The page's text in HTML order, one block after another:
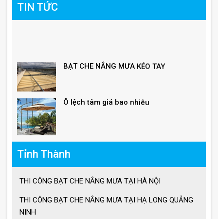
TIN TỨC
Giá ô lệch tâm vuông
Tỉnh Thành
THI CÔNG BẠT CHE NẮNG MƯA TẠI HÀ NỘI
THI CÔNG BẠT CHE NẮNG MƯA TẠI HẠ LONG QUẢNG
NINH